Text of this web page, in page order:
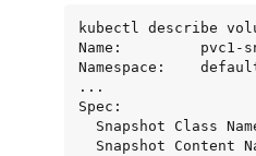
kubectl describe
Name:         pvc1-
Namespace:
...
Spec: